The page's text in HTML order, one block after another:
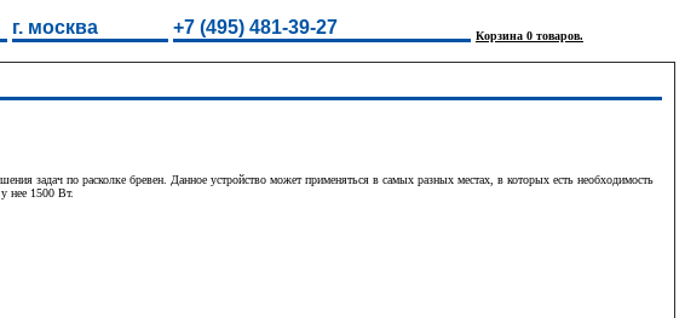
г. москва +7 (495) 481-39-27 Корзина 0 товаров.
задач по расколке бревен. Данное устройство может применяться в самых разных местах, в которых есть необходимость
нее 1500 Вт.